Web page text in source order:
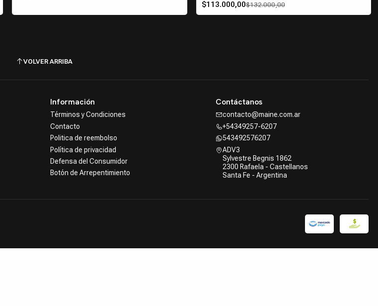
$113.000,00$132.000,00
VOLVER ARRIBA
Información
Términos y Condiciones
Contacto
Politica de reembolso
Política de privacidad
Defensa del Consumidor
Botón de Arrepentimiento
Contáctanos
contacto@maine.com.ar
+54349257-6207
543492576207
ADV3
Sylvestre Begnis 1862
2300 Rafaela - Castellanos
Santa Fe - Argentina